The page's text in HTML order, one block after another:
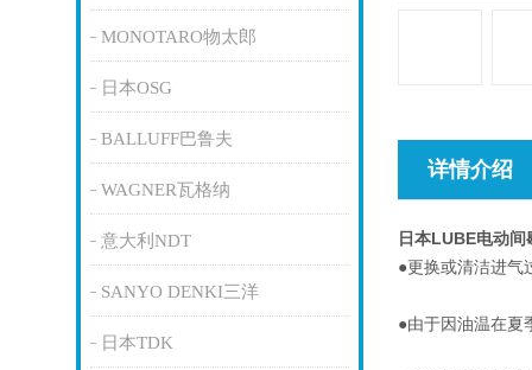
MONOTARO物太郎
日本OSG
BALLUFF巴鲁夫
WAGNER瓦格纳
意大利NDT
SANYO DENKI三洋
日本TDK
详情介绍
日本LUBE电动
●更换或清洁进气
●由于因油温在夏